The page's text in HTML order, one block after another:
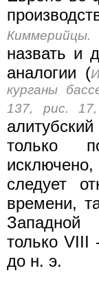
назвать и
аналогии (
курганы
137, рис.
только
следует
времени,
Западной
только
до н. э.